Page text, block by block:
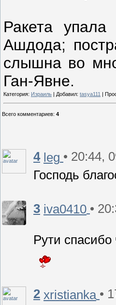
Ракета
Ашдода;
слышна во
Ган-Явне.
Категория: Израиль | Добавил: tasya111 |
Всего комментариев: 4
4 leg • 20:44,
Господь
3 iva0410 •
Рути
2 xristianka •